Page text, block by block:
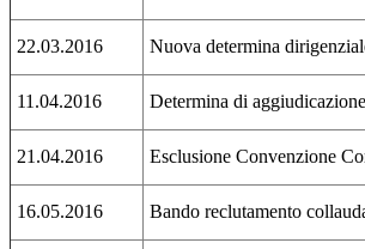
22.03.2016 Nuova determina
11.04.2016 Determina di
21.04.2016 Esclusione Convenzione
16.05.2016 Bando reclutamento